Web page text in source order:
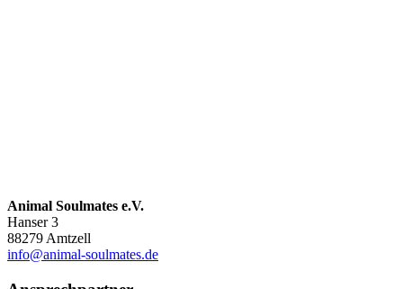
Animal Soulmates e.V.
Hanser 3
88279 Amtzell
info@animal-soulmates.de